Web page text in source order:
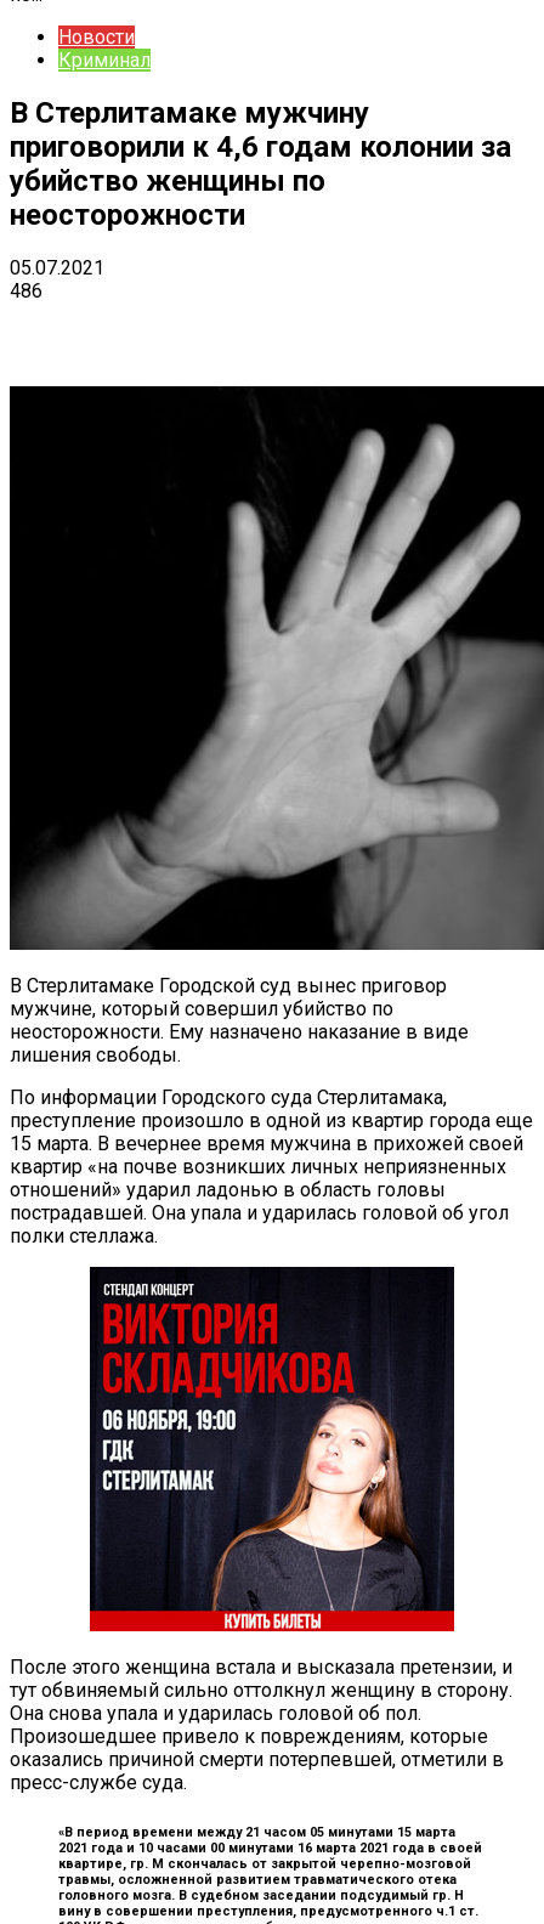
Новости
Криминал
В Стерлитамаке мужчину
приговорили к 4,6 годам колонии за
убийство женщины по
неосторожности
05.07.2021
486
В Стерлитамаке Городской суд вынес приговор
мужчине, который совершил убийство по
неосторожности. Ему назначено наказание в виде
лишения свободы.
По информации Городского суда Стерлитамака,
преступление произошло в одной из квартир города еще
15 марта. В вечернее время мужчина в прихожей своей
квартир «на почве возникших личных неприязненных
отношений» ударил ладонью в область головы
пострадавшей. Она упала и ударилась головой об угол
полки стеллажа.
После этого женщина встала и высказала претензии, и
тут обвиняемый сильно оттолкнул женщину в сторону.
Она снова упала и ударилась головой об пол.
Произошедшее привело к повреждениям, которые
оказались причиной смерти потерпевшей, отметили в
пресс-службе суда.
«В период времени между 21 часом 05 минутами 15 марта
2021 года и 10 часами 00 минутами 16 марта 2021 года в своей
квартире, гр. М скончалась от закрытой черепно-мозговой
травмы, осложненной развитием травматического отека
головного мозга. В судебном заседании подсудимый гр. Н
вину в совершении преступления, предусмотренного ч.1 ст.